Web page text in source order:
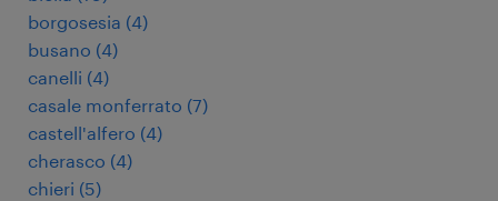
borgosesia (4)
busano (4)
canelli (4)
casale monferrato (7)
castell'alfero (4)
cherasco (4)
chieri (5)